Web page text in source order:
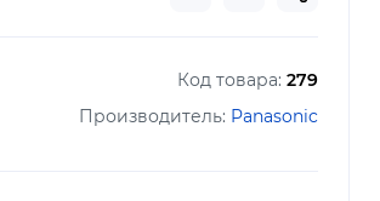
Код товара: 279
Производитель: Panasonic